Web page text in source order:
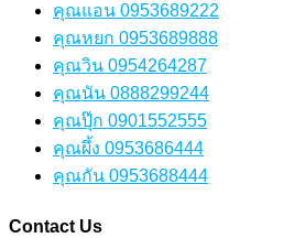
คุณแอน 0953689222
คุณหยก 0953689888
คุณวิน 0954264287
คุณนัน 0888299244
คุณปุ๊ก 0901552555
คุณผึ้ง 0953686444
คุณกัน 0953688444
Contact Us